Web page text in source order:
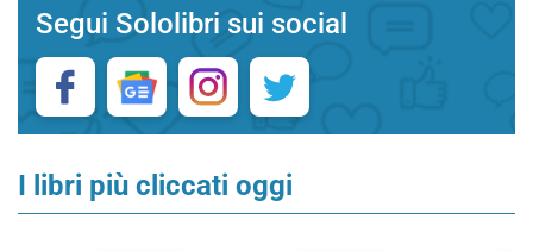
Segui Sololibri sui social
I libri più cliccati oggi